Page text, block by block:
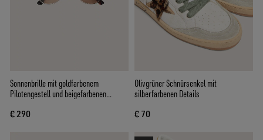
Sonnenbrille mit goldfarbenem
Pilotengestell und beigefarbenen
€ 290
Olivgrüner Schnürsenkel mit
silberfarbenen Details
€ 70